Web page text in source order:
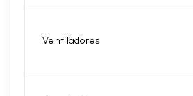
Ventiladores